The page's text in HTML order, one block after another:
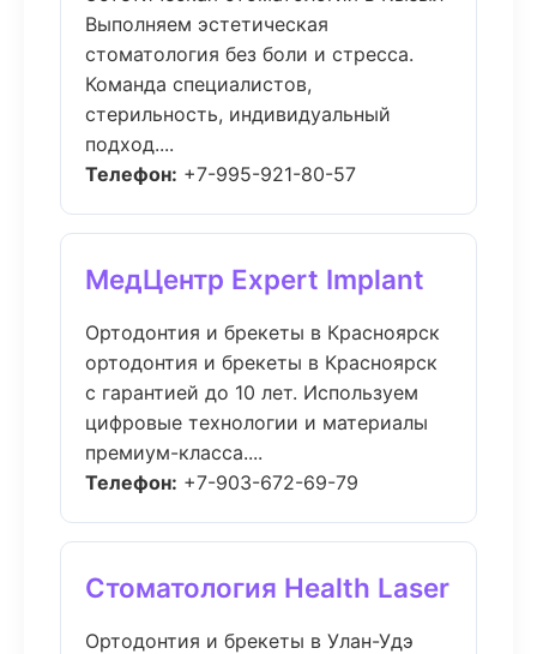
Выполняем эстетическая
стоматология без боли и стресса.
Команда специалистов,
стерильность, индивидуальный
подход....
Телефон: +7-995-921-80-57
МедЦентр Expert Implant
Ортодонтия и брекеты в Красноярск
ортодонтия и брекеты в Красноярск
с гарантией до 10 лет. Используем
цифровые технологии и материалы
премиум-класса....
Телефон: +7-903-672-69-79
Стоматология Health Laser
Ортодонтия и брекеты в Улан-Удэ